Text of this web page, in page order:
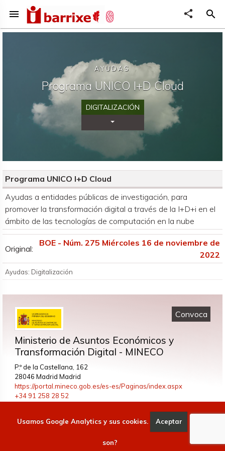
menu share search
AYUDAS
Programa UNICO I+D Cloud
DIGITALIZACIÓN
Desplegar Categorías
Organismo convocante
Programa UNICO I+D Cloud
Ayudas: Digitalización
Ayudas a entidades públicas de investigación, para
promover la transformación digital a través de la I+D+i en el
ámbito de las tecnologías de computación en la nube
Original:
BOE - Núm. 275 Miércoles 16 de noviembre de
2022
Convoca
Ministerio de Asuntos Económicos y
Transformación Digital - MINECO
P.º de la Castellana, 162
28046 Madrid Madrid
https://portal.mineco.gob.es/es-es/Paginas/index.aspx
+34 91 258 28 52
Reforzar la participación española en los proyectos del
Usamos Google Analytics y sus cookies. Aceptar
son?